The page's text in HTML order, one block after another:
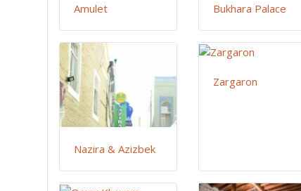
Amulet Bukhara Palace
Nazira & Azizbek
Zargaron